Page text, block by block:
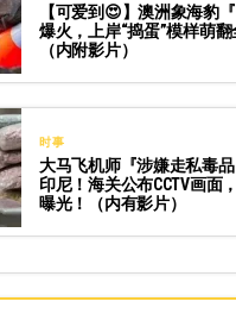
【可爱到😍】澳洲象海豹『
爆火，上岸“捣蛋”模样萌翻
（内附影片）
时事
大马飞机师『涉嫌走私毒品
印尼！海关公布CCTV画面
曝光！（内有影片）